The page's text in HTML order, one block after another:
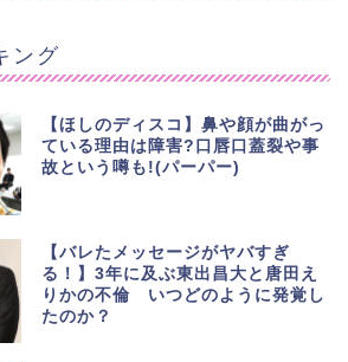
ング
【ほしのディスコ】鼻や顔が曲がっ
ている理由は障害?口唇口蓋裂や事
故という噂も!(パーパー)
【バレたメッセージがヤバすぎ
る！】3年に及ぶ東出昌大と唐田え
りかの不倫 いつどのように発覚し
たのか？